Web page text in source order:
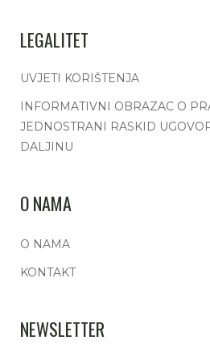
LEGALITET
UVJETI KORIŠTENJA
INFORMATIVNI OBRAZAC O
JEDNOSTRANI RASKID
DALJINU
O NAMA
O NAMA
KONTAKT
NEWSLETTER